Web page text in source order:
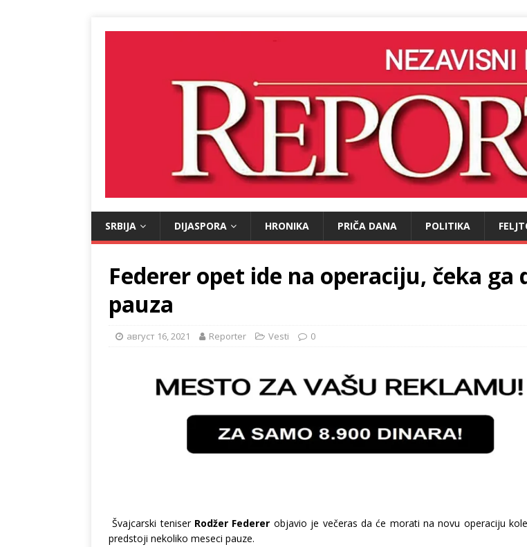
SRBIJA DIJASPORA HRONIKA PRIČA DANA POLITIKA
Federer opet ide na operaciju, čeka ga
pauza
август 16, 2021 Reporter Vesti 0
Švajcarski teniser Rodžer Federer objavio je večeras da će morati na novu operaciju
predstoji nekoliko meseci pauze.